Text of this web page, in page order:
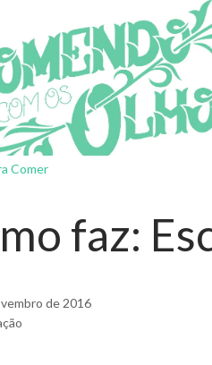
Comer
faz:
de 2016